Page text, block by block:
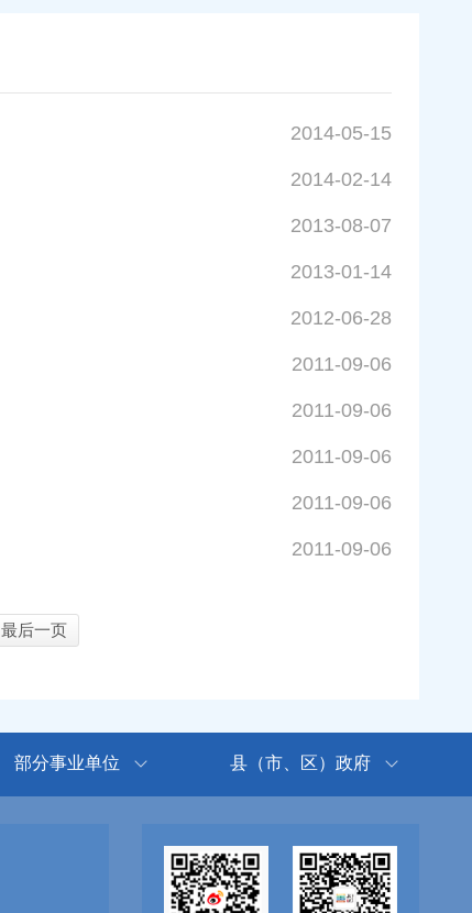
2014-05-15
2014-02-14
2013-08-07
2013-01-14
2012-06-28
2011-09-06
2011-09-06
2011-09-06
2011-09-06
2011-09-06
最后一页
部分事业单位 县（市、区）政府